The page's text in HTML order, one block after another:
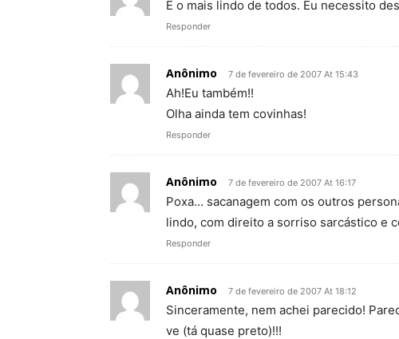
É o mais lindo de todos. Eu necessito
Responder
Anônimo 7 de fevereiro de 2007 At 15:43
Ah!Eu também!!
Olha ainda tem covinhas!
Responder
Anônimo 7 de fevereiro de 2007 At 16:17
Poxa… sacanagem com os outros
lindo, com direito a sorriso sarcástico e
Responder
Anônimo 7 de fevereiro de 2007 At 18:12
Sinceramente, nem achei parecido!
ve (tá quase preto)!!!